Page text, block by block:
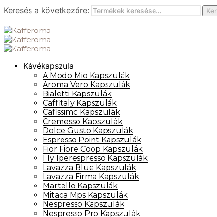
Keresés a következőre:
Kávékapszula
A Modo Mio Kapszulák
Aroma Vero Kapszulák
Bialetti Kapszulák
Caffitaly Kapszulák
Cafissimo Kapszulák
Cremesso Kapszulák
Dolce Gusto Kapszulák
Espresso Point Kapszulák
Fior Fiore Coop Kapszulák
Illy Iperespresso Kapszulák
Lavazza Blue Kapszulák
Lavazza Firma Kapszulák
Martello Kapszulák
Mitaca Mps Kapszulák
Nespresso Kapszulák
Nespresso Pro Kapszulák